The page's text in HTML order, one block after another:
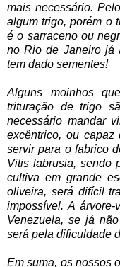
mais necessário.
algum trigo, porém o
é o sarraceno ou
no Rio de Janeiro já
tem dado sementes!
Alguns moinhos
trituração de trigo
necessário mandar
excêntrico, ou
servir para o fabrico
Vitis labrusia, sendo
cultiva em grande
oliveira, será difícil
impossível. A
Venezuela, se já
será pela dificuldade
Em suma, os nossos